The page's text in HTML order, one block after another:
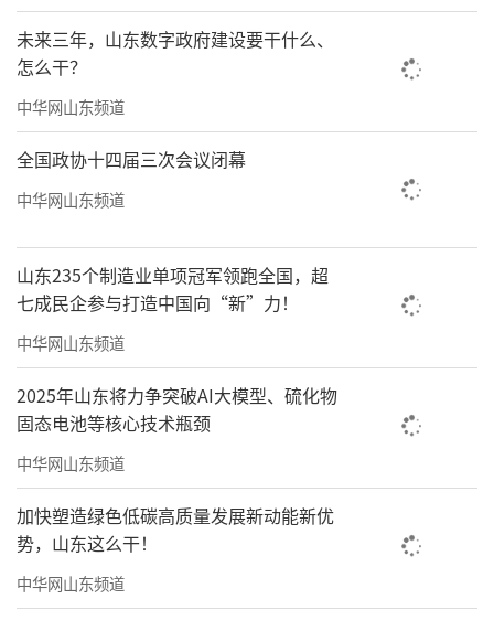
未来三年，山东数字政府建设要干什么、
怎么干？
中华网山东频道
全国政协十四届三次会议闭幕
中华网山东频道
山东235个制造业单项冠军领跑全国，超
七成民企参与打造中国向“新”力！
中华网山东频道
2025年山东将力争突破AI大模型、硫化物
固态电池等核心技术瓶颈
中华网山东频道
加快塑造绿色低碳高质量发展新动能新优
势，山东这么干！
中华网山东频道